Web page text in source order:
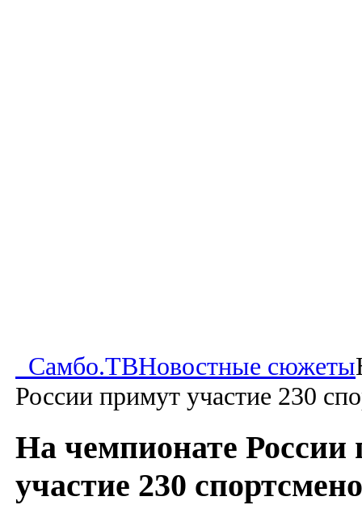
Самбо.ТВНовостные сюжеты
России примут участие 230
На чемпионате России
участие 230